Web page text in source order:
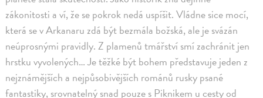
zákonitosti a ví, že se pokrok nedá uspíšit. Vládne sice mocí,
která se v Arkanaru zdá být bezmála božská, ale je svázán
neúprosnými pravidly. Z plamenů tmářství smí zachránit jen
hrstku vyvolených… Je těžké být bohem představuje jeden z
nejznámějších a nejpůsobivějších románů rusky psané
fantastiky, srovnatelný snad pouze s Piknikem u cesty od